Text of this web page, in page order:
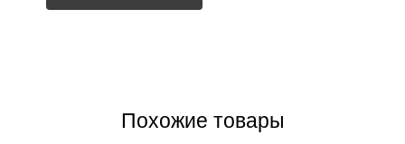
Похожие товары